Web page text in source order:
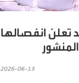
2026-06-13